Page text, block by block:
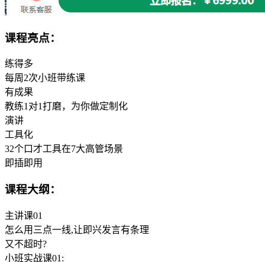
课程亮点：
练得多
每周2次小班带练课
有成果
教练1对1打磨，为你做定制化
演讲
工具化
32个口才工具在7大高管场景
即插即用
课程大纲：
主讲课01
怎么用三点一线,让即兴发言有条理
又不超时?
小班实战课01: